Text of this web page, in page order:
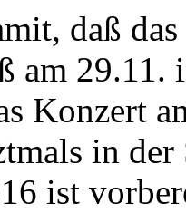
daß
am
Konzert
in
ist